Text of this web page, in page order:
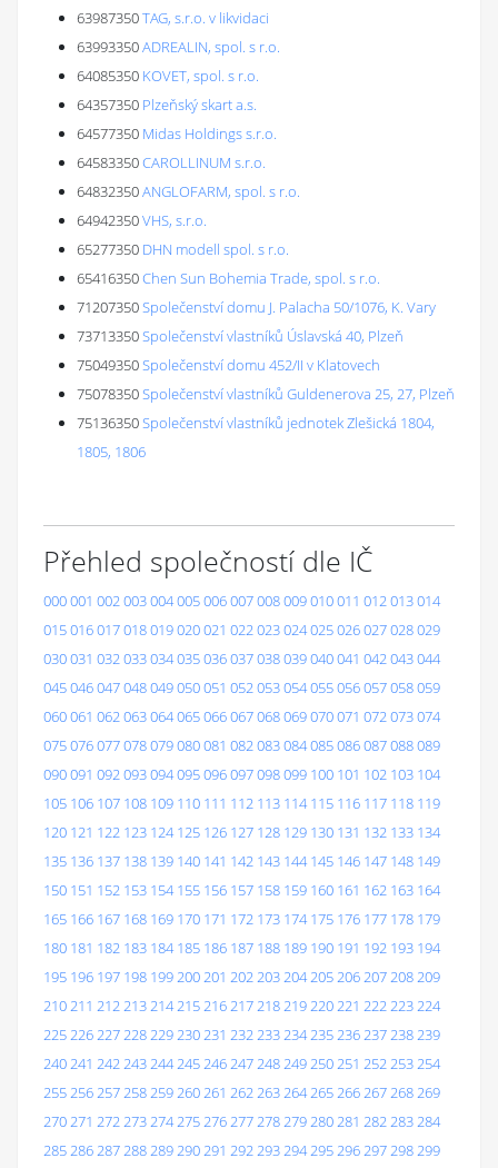
63987350TAG, s.r.o. v likvidaci
63993350ADREALIN, spol. s r.o.
64085350 KOVET, spol. s r.o.
64357350 Plzeňský skart a.s.
64577350 Midas Holdings s.r.o.
64583350CAROLLINUM s.r.o.
64832350ANGLOFARM, spol. s r.o.
64942350VHS, s.r.o.
65277350 DHN modell spol. s r.o.
65416350Chen Sun Bohemia Trade, spol. s r.o.
71207350Společenství domu J. Palacha 50/1076, K. Vary
73713350Společenství vlastníků Úslavská 40, Plzeň
75049350Společenství domu 452/II v Klatovech
75078350Společenství vlastníků Guldenerova 25, 27, Plzeň
75136350Společenství vlastníků jednotek Zlešická 1804,
1805, 1806
Přehled společností dle IČ
000001 002003004005006007008009010011 012013014
015016017018019020021 022023024025026027028029
030031 032033034035036037038039040041 042043044
045046047048049050051 052053054055056057058059
060061 062063064065066067068069070071 072073074
075076077078079080081 082083084085086087088089
090091 092093094095096097098099 100 101 102 103 104
105 106 107 108 109 110 111 112 113 114 115 116 117 118 119
120 121 122 123 124 125 126 127 128 129 130 131 132 133 134
135 136 137 138 139 140 141 142 143 144 145 146 147 148 149
150 151 152 153 154 155 156 157 158 159 160 161 162 163 164
165 166 167 168 169 170 171 172 173 174 175 176 177 178 179
180 181 182 183 184 185 186 187 188 189 190 191 192 193 194
195 196 197 198 199200201 202203204205206207208209
210211 212213214215216217218219220221 222223224
225226227228229230231 232233234235236237238239
240241 242243244245246247248249250251 252253254
255256257258259260261 262263264265266267268269
270271 272273274275276277278279280281 282283284
285286287288289290291 292293294295296297298299